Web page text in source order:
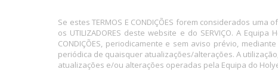
Se estes TERMOS E CONDIÇÕES forem considerados uma
os UTILIZADORES deste website e do SERVIÇO. A
CONDIÇÕES, periodicamente e sem aviso prévio,
periódica de quaisquer atualizações/alterações. A
atualizações e/ou alterações operadas pela Equipa do